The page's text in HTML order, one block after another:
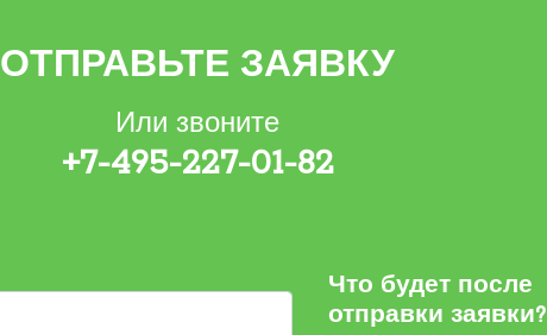
ОТПРАВЬТЕ ЗАЯВКУ
Или звоните
+7-495-227-01-82
Что будет после
отправки заявки?